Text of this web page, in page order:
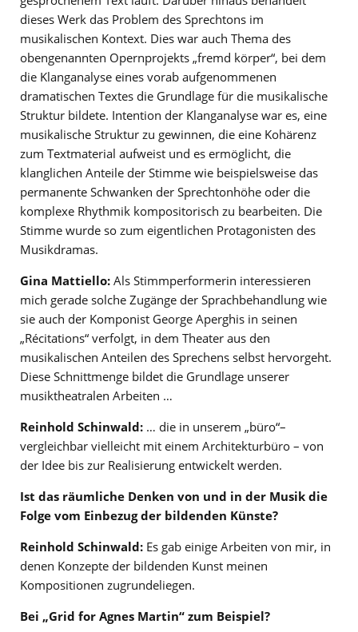
dieses Werk das Problem des Sprechtons im
musikalischen Kontext. Dies war auch Thema des
obengenannten Opernprojekts „fremd körper“, bei dem
die Klanganalyse eines vorab aufgenommenen
dramatischen Textes die Grundlage für die musikalische
Struktur bildete. Intention der Klanganalyse war es, eine
musikalische Struktur zu gewinnen, die eine Kohärenz
zum Textmaterial aufweist und es ermöglicht, die
klanglichen Anteile der Stimme wie beispielsweise das
permanente Schwanken der Sprechtonhöhe oder die
komplexe Rhythmik kompositorisch zu bearbeiten. Die
Stimme wurde so zum eigentlichen Protagonisten des
Musikdramas.
Gina Mattiello: Als Stimmperformerin interessieren
mich gerade solche Zugänge der Sprachbehandlung wie
sie auch der Komponist George Aperghis in seinen
„Récitations“ verfolgt, in dem Theater aus den
musikalischen Anteilen des Sprechens selbst hervorgeht.
Diese Schnittmenge bildet die Grundlage unserer
musiktheatralen Arbeiten …
Reinhold Schinwald: … die in unserem „büro“–
vergleichbar vielleicht mit einem Architekturbüro – von
der Idee bis zur Realisierung entwickelt werden.
Ist das räumliche Denken von und in der Musik die
Folge vom Einbezug der bildenden Künste?
Reinhold Schinwald: Es gab einige Arbeiten von mir, in
denen Konzepte der bildenden Kunst meinen
Kompositionen zugrundeliegen.
Bei „Grid for Agnes Martin“ zum Beispiel?